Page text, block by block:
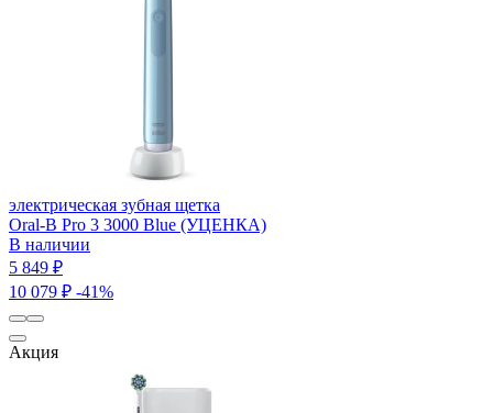
электрическая зубная щетка
Oral-B Pro 3 3000 Blue (УЦЕНКА)
В наличии
5 849 ₽
10 079 ₽ -41%
Акция